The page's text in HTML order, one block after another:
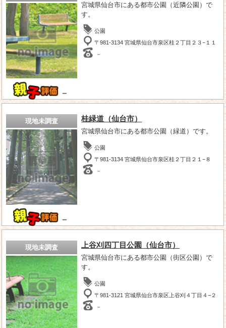
－
宮城県仙台市にある都市公園（近隣公園）で
す。
公園
〒981-3134 宮城県仙台市泉区桂２丁目２３−１１
－
現地未調査
－
桂緑道（仙台市）
宮城県仙台市にある都市公園（緑道）です。
公園
〒981-3134 宮城県仙台市泉区桂２丁目２１−８
－
現地未調査 上谷刈四丁目公園（仙台市）
宮城県仙台市にある都市公園（街区公園）で
す。
公園
〒981-3121 宮城県仙台市泉区上谷刈４丁目４−２
－